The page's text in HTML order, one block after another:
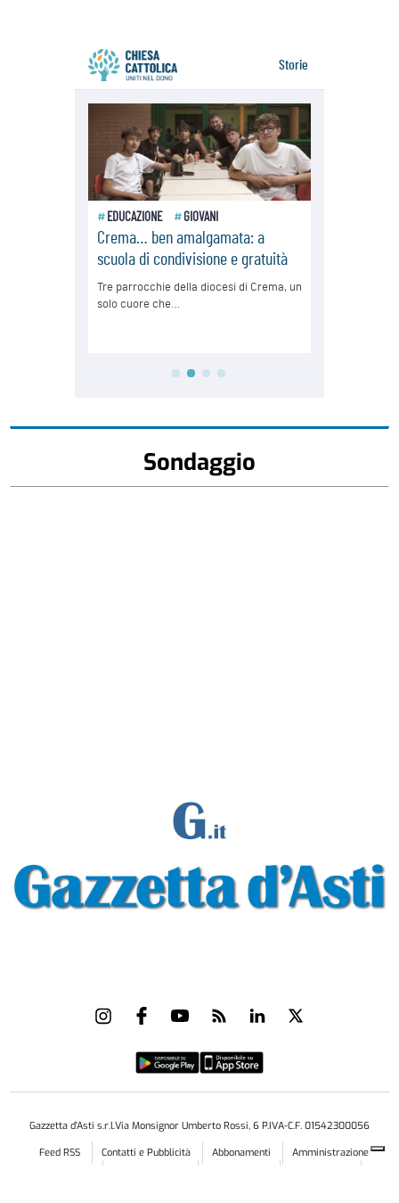
Sondaggio
Gazzetta d'Asti s.r.l.Via Monsignor Umberto Rossi, 6 P.IVA-C.F. 01542300056
Feed RSS
Contatti e Pubblicità Abbonamenti
Amministrazione